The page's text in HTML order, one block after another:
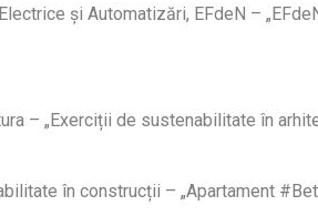
și Automatizări, EFdeN –
– „Exerciții de sustenabilitate în
în construcții – „Apartament